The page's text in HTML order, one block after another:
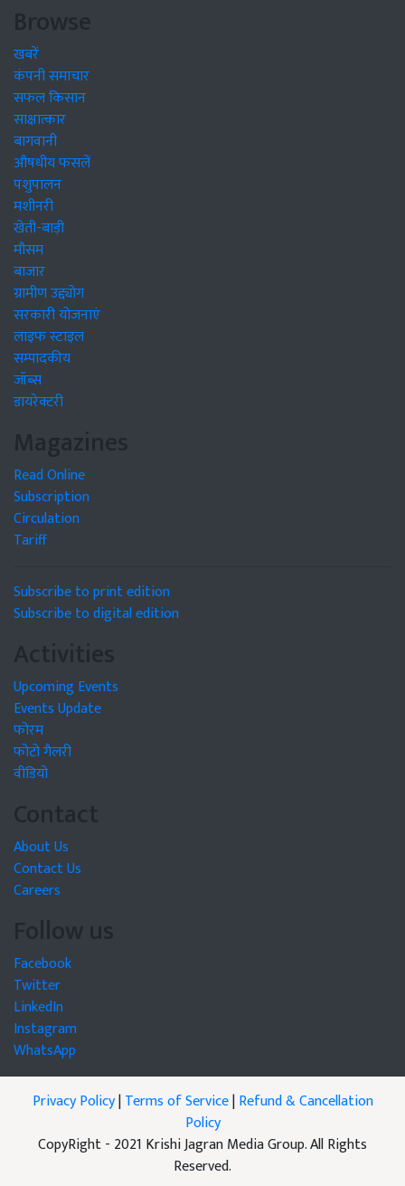
Browse
खबरें
कंपनी समाचार
सफल किसान
साक्षात्कार
बागवानी
औषधीय फसलें
पशुपालन
मशीनरी
खेती-बाड़ी
मौसम
बाजार
ग्रामीण उद्द्योग
सरकारी योजनाएं
लाइफ स्टाइल
सम्पादकीय
जॉब्स
डायरेक्टरी
Magazines
Read Online
Subscription
Circulation
Tariff
Subscribe to print edition
Subscribe to digital edition
Activities
Upcoming Events
Events Update
फोरम
फोटो गैलरी
वीडियो
Contact
About Us
Contact Us
Careers
Follow us
Facebook
Twitter
LinkedIn
Instagram
WhatsApp
Privacy Policy|Terms of Service|Refund & Cancellation
Policy
CopyRight - 2021 Krishi Jagran Media Group. All Rights
Reserved.